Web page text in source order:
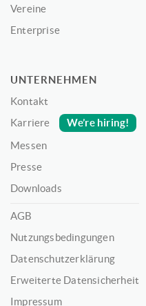
Vereine
Enterprise
UNTERNEHMEN
Kontakt
Karriere
We’re hiring!
Messen
Presse
Downloads
AGB
Nutzungsbedingungen
Datenschutzerklärung
Erweiterte Datensicherheit
Impressum